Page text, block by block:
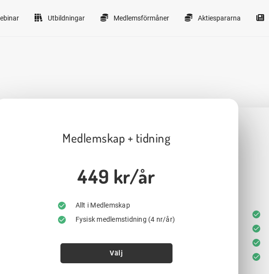
Utbildningar Medlemsförmåner Aktiespararna
Medlemskap + tidning
449 kr/år
Allt i Medlemskap
Fysisk medlemstidning (4 nr/år)
Välj